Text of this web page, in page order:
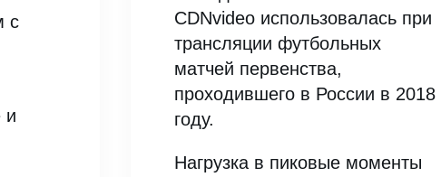
с
и
CDNvideo использовалась при
трансляции футбольных
матчей первенства,
проходившего в России в 2018
году.
Нагрузка в пиковые моменты